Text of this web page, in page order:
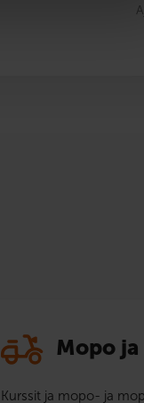
Mopo
Kurssit ja mopo- ja